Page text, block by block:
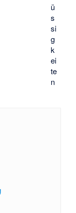
ü
s
si
g
k
ei
te
n